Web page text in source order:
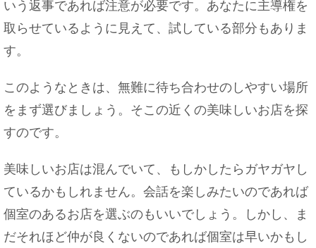
いう返事であれば注意が必要です。あなたに主導権を
取らせているように見えて、試している部分もありま
す。
このようなときは、無難に待ち合わせのしやすい場所
をまず選びましょう。そこの近くの美味しいお店を探
すのです。
美味しいお店は混んでいて、もしかしたらガヤガヤし
ているかもしれません。会話を楽しみたいのであれば
個室のあるお店を選ぶのもいいでしょう。しかし、ま
だそれほど仲が良くないのであれば個室は早いかもし